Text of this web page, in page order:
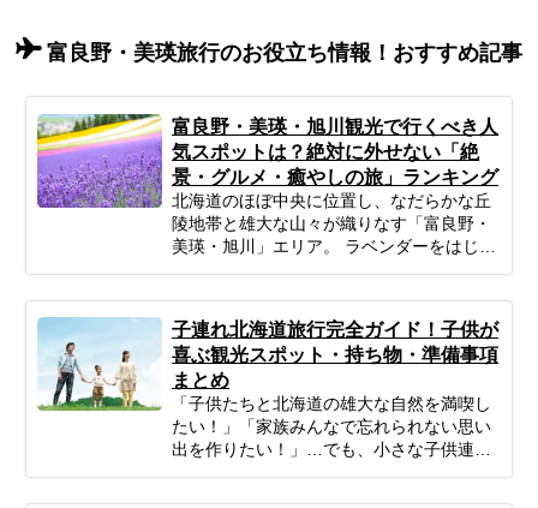
富良野・美瑛旅行のお役立ち情報！おすすめ記事
富良野・美瑛・旭川観光で行くべき人
気スポットは？絶対に外せない「絶
景・グルメ・癒やしの旅」ランキング
北海道のほぼ中央に位置し、なだらかな丘
陵地帯と雄大な山々が織りなす「富良野・
美瑛・旭川」エリア。 ラベンダーをはじめ
絶品グルメは、忙しい日常を忘れて深呼吸
したい大人の女性にぴったりの場所です。
「広すぎてどう回ればいいかわからな
い…」「効率よく絶景スポットを巡りた
い」 そんなあなたのために、今回はプロの
ツアーコーディネーターが厳選した、目的
別の富良野・美瑛・旭川おすすめ観光スポ
ットをご紹介します。 絵画のような絶景か
子連れ北海道旅行完全ガイド！子供が
喜ぶ観光スポット・持ち物・準備事項
まとめ
「子供たちと北海道の雄大な自然を満喫し
たい！」「家族みんなで忘れられない思い
出を作りたい！」…でも、小さな子供連れ